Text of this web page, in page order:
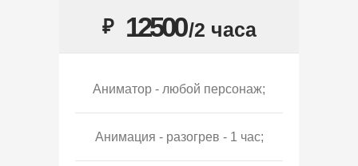
₽ 12500/2 часа
Аниматор - любой персонаж;
Анимация - разогрев - 1 час;